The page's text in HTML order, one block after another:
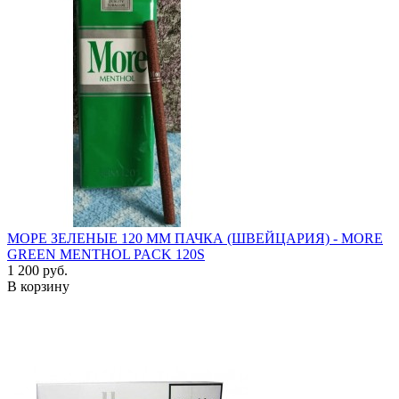
МОРЕ ЗЕЛЕНЫЕ 120 ММ ПАЧКА (ШВЕЙЦАРИЯ) - MORE
GREEN MENTHOL PACK 120S
1 200 руб.
В корзину